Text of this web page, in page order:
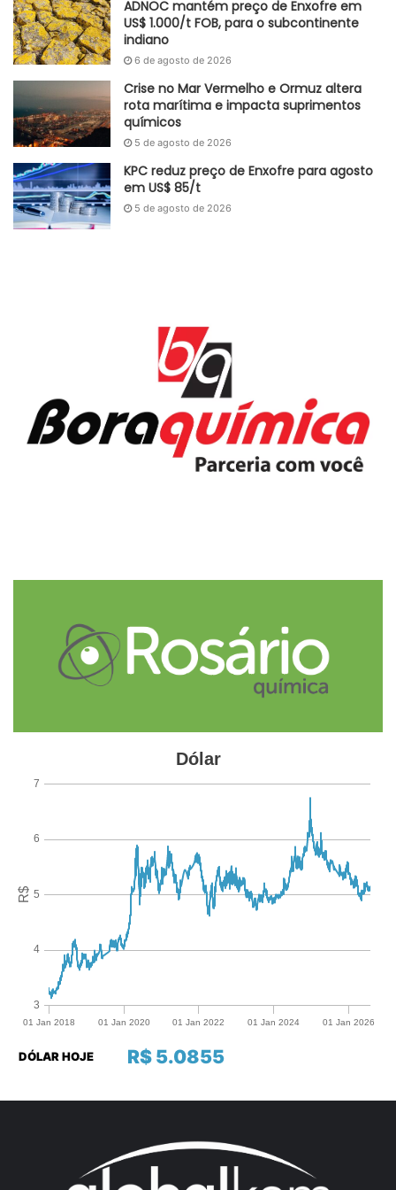
qualificada, custos elevados de materiais e incertezas
ligadas ao contexto geopolítico e às taxas de juros.
Adaptado GlobalKem | 25 de junho de 2025
Fonte Eurostat
Etiquetas construção civil economia
mão de obra
Matéria-prima taxa de juros
ADNOC mantém preço de Enxofre em
US$ 1.000/t FOB, para o subcontinente
indiano
6 de agosto de 2026
Crise no Mar Vermelho e Ormuz altera
rota marítima e impacta suprimentos
químicos
5 de agosto de 2026
KPC reduz preço de Enxofre para agosto
em US$ 85/t
5 de agosto de 2026
R$ 5.0855
DÓLAR HOJE